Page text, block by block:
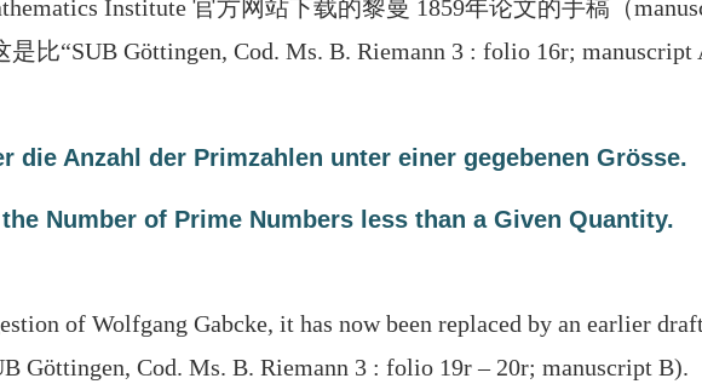
Institute 官方网站下载的黎曼 1859年论文的手稿（
比“SUB Göttingen, Cod. Ms. B. Riemann 3 : folio 16r; manuscript
die Anzahl der Primzahlen unter einer gegebenen Grösse.
Number of Prime Numbers less than a Given Quantity.
of Wolfgang Gabcke, it has now been replaced by an earlier
Göttingen, Cod. Ms. B. Riemann 3 : folio 19r – 20r; manuscript B).